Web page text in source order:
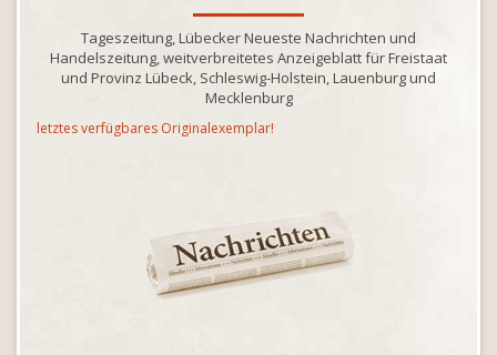
Tageszeitung, Lübecker Neueste Nachrichten und
Handelszeitung, weitverbreitetes Anzeigeblatt für Freistaat
und Provinz Lübeck, Schleswig-Holstein, Lauenburg und
Mecklenburg
letztes verfügbares Originalexemplar!